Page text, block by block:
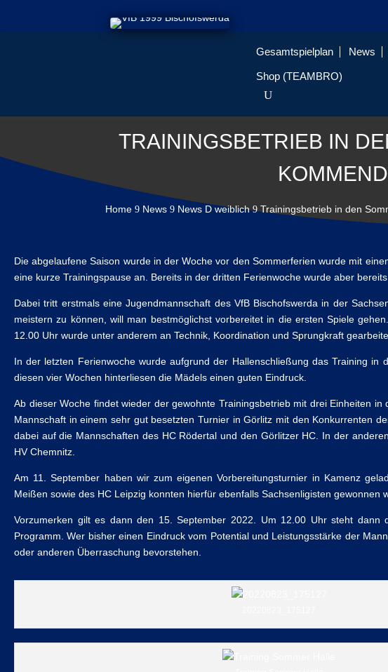
Gesamtspielplan News
Shop (TEAMBRO)
TRAININGSBETRIEB IN
Home 9 News 9 News D weiblich 9 Trainingsbetrieb in den
Die abgelaufene Saison wurde in der Woche vor den Sommerferien wurde mit
eine kurze Trainingspause an. Bereits in der dritten Ferienwoche wurde aber
Dabei tritt erstmals eine Jugendmannschaft des VfB Bischofswerda in der
meistern zu können, will man bestmöglichst vorbereitet in die ersten Spiele
12.00 Uhr wurde unter anderem an Technik, Koordination und Sprungkraft
In der letzten Ferienwoche wurde aufgrund der Hallenschließung das Training
diesen vier Wochen hinterliesen die Mädels einen guten Eindruck.
Ab dieser Woche findet wieder der gewohnte Trainingsbetrieb mit drei Einheiten
Mannschaft in einem sehr gut besetzten Turnier in Görlitz mit den Konkurrenten
dabei auf die Mannschaften des HC Rödertal und den Görlitzer HC. In der
HV Chemnitz.
Am 11. September haben wir zum eigenen Vorbereitungsturnier in Kamenz
Meißen sowie des HC Leipzig konnten hierfür ebenfalls Sachsenligisten gewonnen
Vorzumerken gilt es dann den 15. September 2022. Um 12.00 Uhr steht
Programm. Wer bisher einen Eindruck vom Potential und Leistungsstärke der
oder anderen Überraschung bevorstehen.